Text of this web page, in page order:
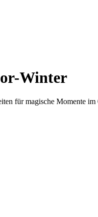
Winter
für magische Momente